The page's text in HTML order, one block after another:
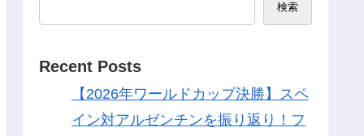
検索
Recent Posts
【2026年ワールドカップ決勝】スペ
イン対アルゼンチンを振り返り！フ